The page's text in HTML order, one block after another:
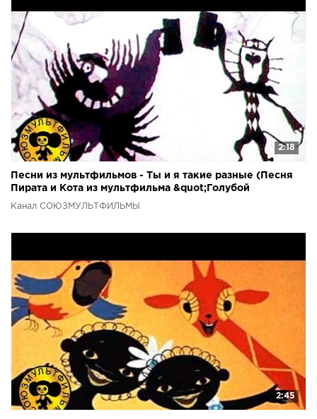
2:18
Песни из мультфильмов - Ты и я такие разные (Песня
Пирата и Кота из мультфильма &quot;Голубой
Щенок&quot;)
Канал СОЮЗМУЛЬТФИЛЬМЫ
2:45